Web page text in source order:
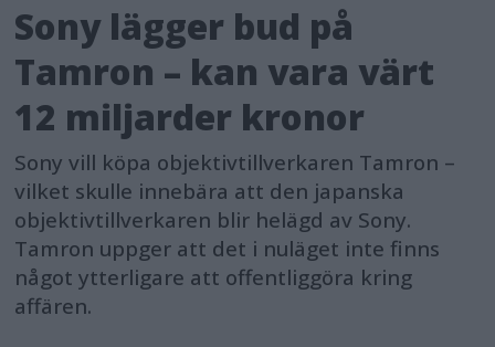
Sony lägger bud på
Tamron – kan vara värt
12 miljarder kronor
Sony vill köpa objektivtillverkaren Tamron –
vilket skulle innebära att den japanska
objektivtillverkaren blir helägd av Sony.
Tamron uppger att det i nuläget inte finns
något ytterligare att offentliggöra kring
affären.